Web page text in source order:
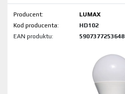
Producent:
LUMAX
Kod produktu:
HD102
EAN produktu:
5907377253648